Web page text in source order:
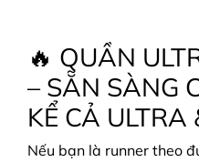
🔥 QUẦN
– SẴN SÀNG
KỂ CẢ ULTRA
Nếu bạn là runner theo